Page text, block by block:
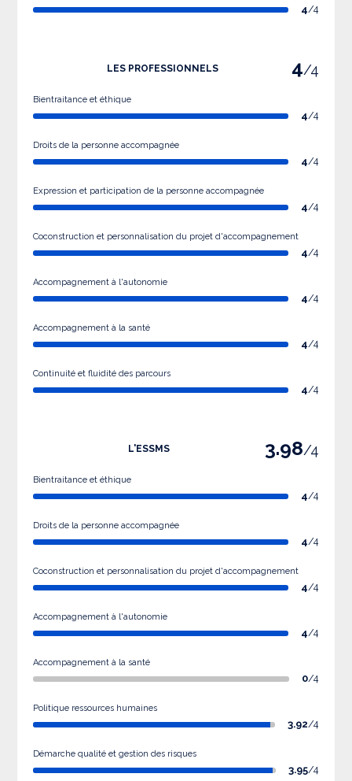
4/4
LES PROFESSIONNELS 4/4
Bientraitance et éthique
4/4
Droits de la personne accompagnée
4/4
Expression et participation de la personne accompagnée
4/4
Coconstruction et personnalisation du projet d'accompagnement
4/4
Accompagnement à l'autonomie
4/4
Accompagnement à la santé
4/4
Continuité et fluidité des parcours
4/4
L'ESSMS 3.98/4
Bientraitance et éthique
4/4
Droits de la personne accompagnée
4/4
Coconstruction et personnalisation du projet d'accompagnement
4/4
Accompagnement à l'autonomie
4/4
Accompagnement à la santé
0/4
Politique ressources humaines
3.92/4
Démarche qualité et gestion des risques
3.95/4